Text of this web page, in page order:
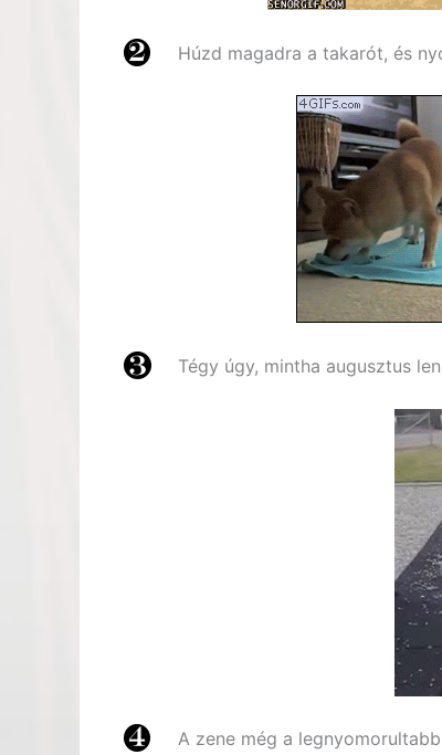
Húzd magadra a takarót, és
Tégy úgy, mintha augusztus
A zene még a